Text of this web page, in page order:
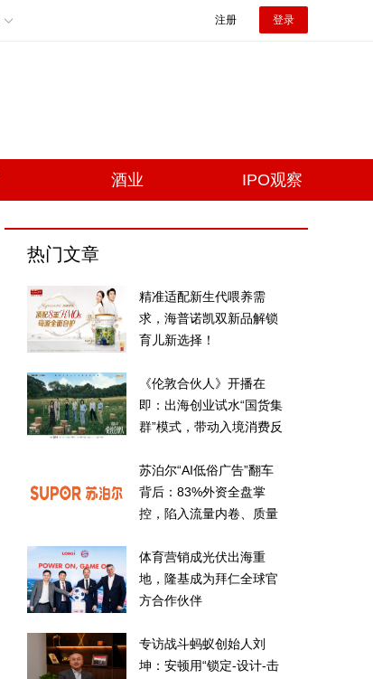
注册 登录
酒业 IPO观察
热门文章
精准适配新生代喂养需
求，海普诺凯双新品解锁
育儿新选择！
《伦敦合伙人》开播在
即：出海创业试水“国货集
群”模式，带动入境消费反
苏泊尔“AI低俗广告”翻车
背后：83%外资全盘掌
控，陷入流量内卷、质量
体育营销成光伏出海重
地，隆基成为拜仁全球官
方合作伙伴
专访战斗蚂蚁创始人刘
坤：安顿用“锁定-设计-击